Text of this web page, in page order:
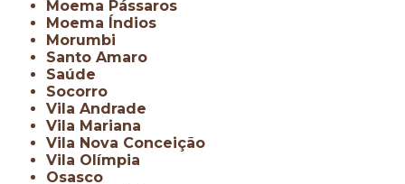
Moema Pássaros
Moema Índios
Morumbi
Santo Amaro
Saúde
Socorro
Vila Andrade
Vila Mariana
Vila Nova Conceição
Vila Olímpia
Osasco